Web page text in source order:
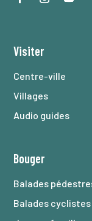
Visiter
Centre-ville
Villages
Audio guides
Bouger
Balades
Balades cyclistes